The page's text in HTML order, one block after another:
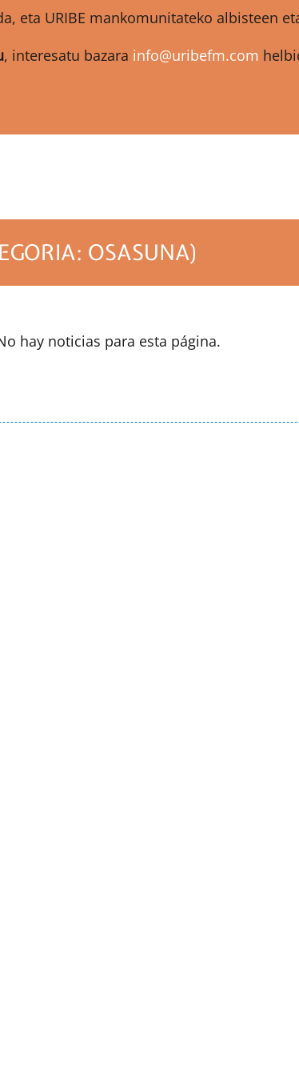
eta URIBE mankomunitateko albisteen
, interesatu bazara info@uribefm.com
OSASUNA)
hay noticias para esta página.